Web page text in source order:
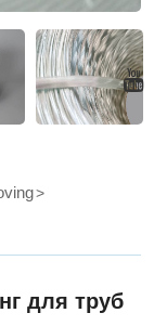
для труб